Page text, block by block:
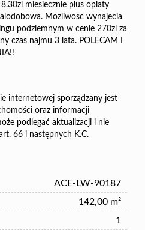
miesiecznie plus oplaty
Mozliwosc wynajecia
podziemnym w cenie 270zl za
czas najmu 3 lata. POLECAM I
internetowej sporządzany jest
oraz informacji
podlegać aktualizacji i nie
66 i następnych K.C.
ACE-LW-90187
142,00 m²
1